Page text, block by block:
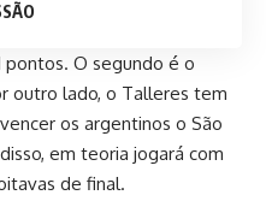
pontos. O segundo é o
outro lado, o Talleres tem
os argentinos o São
em teoria jogará com
de final.